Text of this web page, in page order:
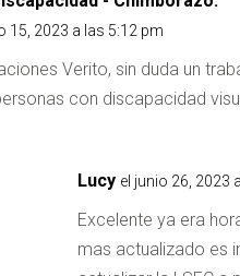
15, 2023 a las 5:12 pm
Verito, sin duda un
con discapacidad
Lucy el junio 26, 2023
Excelente ya era
mas actualizado es